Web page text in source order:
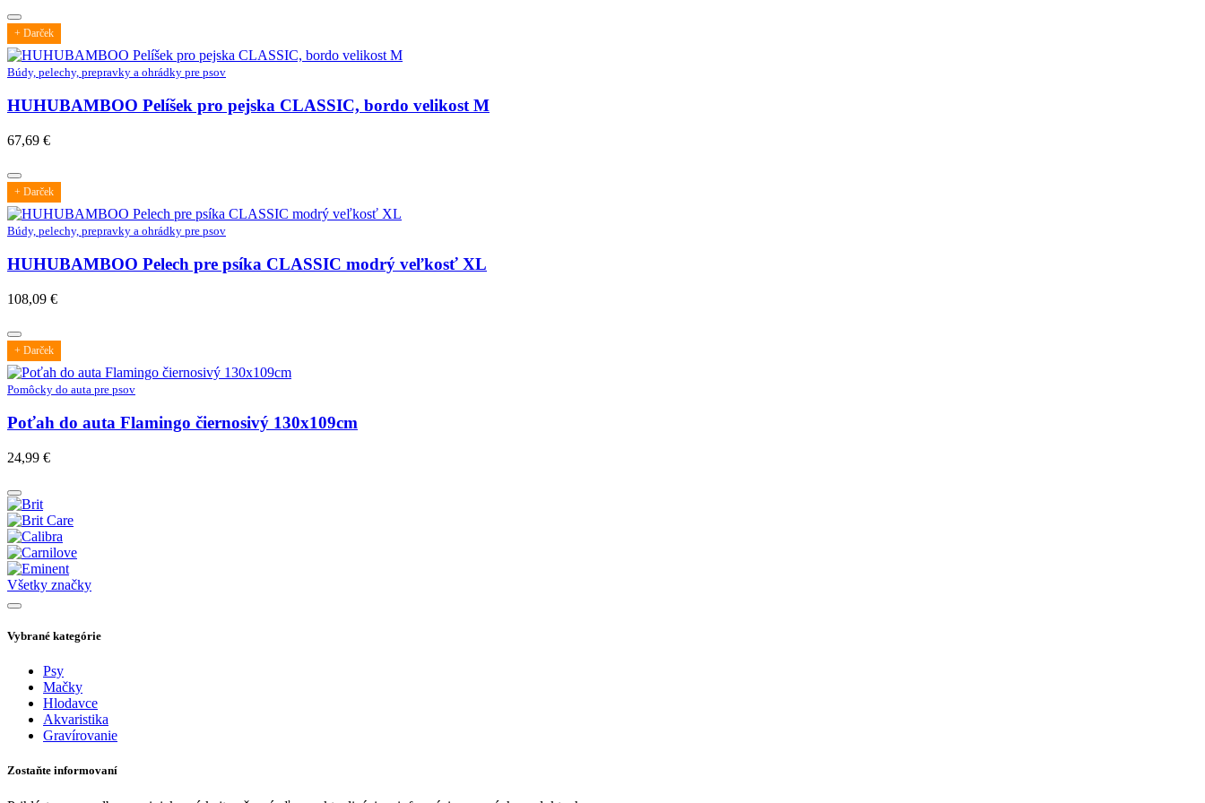
+ Darček
Búdy, pelechy, prepravky a ohrádky pre psov
HUHUBAMBOO Pelíšek pro pejska CLASSIC, bordo velikost M
67,69 €
+ Darček
Búdy, pelechy, prepravky a ohrádky pre psov
HUHUBAMBOO Pelech pre psíka CLASSIC modrý veľkosť XL
108,09 €
+ Darček
Pomôcky do auta pre psov
Poťah do auta Flamingo čiernosivý 130x109cm
24,99 €
Všetky značky
Vybrané kategórie
Psy
Mačky
Hlodavce
Akvaristika
Gravírovanie
Zostaňte informovaní